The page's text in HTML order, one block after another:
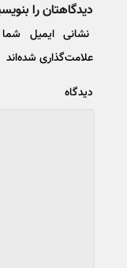
دیدگاهتان را
نشانی ایمیل
علامت‌گذاری شده‌اند
دیدگاه